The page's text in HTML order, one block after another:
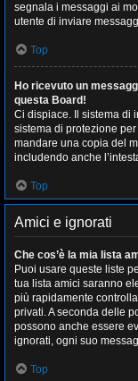
segnala i messaggi ai
utente di inviare
Top
Ho ricevuto un
questa Board!
Ci dispiace. Il sistema di
sistema di protezione
mandare una copia del
includendo anche
Top
Amici e ignorati
Che cos’è la mia lista
Puoi usare queste liste
tua lista amici saranno
più rapidamente
privati. A seconda delle
possono anche essere
ignorati, ogni suo
Top